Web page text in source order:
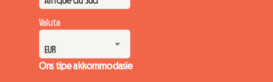
Valuta
Ons tipe akkommodasie